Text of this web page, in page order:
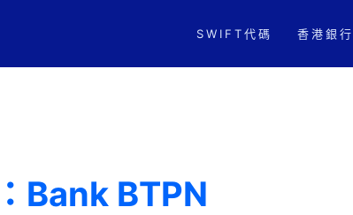
SWIFT代碼 香港銀
Bank BTPN